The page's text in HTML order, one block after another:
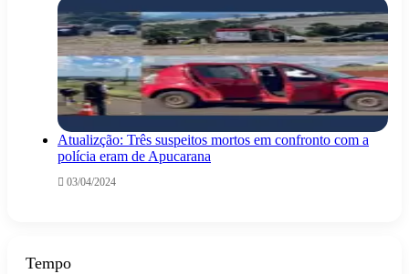
Atualizção: Três suspeitos mortos em confronto com a
polícia eram de Apucarana
03/04/2024
Tempo